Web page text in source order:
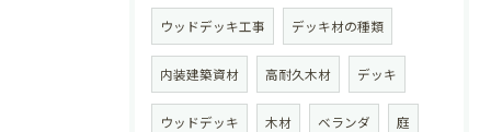
ウッドデッキ工事 デッキ材の種類
内装建築資材 高耐久木材 デッキ
ウッドデッキ 木材 ベランダ 庭